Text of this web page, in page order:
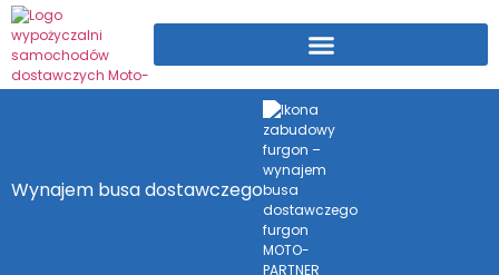
Wynajem busa dostawczego